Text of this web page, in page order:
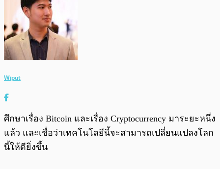
Wiput
ศึกษาเรื่อง Bitcoin และเรื่อง Cryptocurrency มาระยะหนึ่ง
แล้ว และเชื่อว่าเทคโนโลยีนี้จะสามารถเปลี่ยนแปลงโลก
นี้ให้ดียิ่งขึ้น